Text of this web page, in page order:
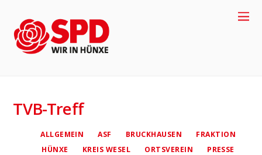
TVB-Treff
ALLGEMEIN ASF BRUCKHAUSEN
FRAKTION
HÜNXE
KREIS WESEL ORTSVEREIN PRESSE